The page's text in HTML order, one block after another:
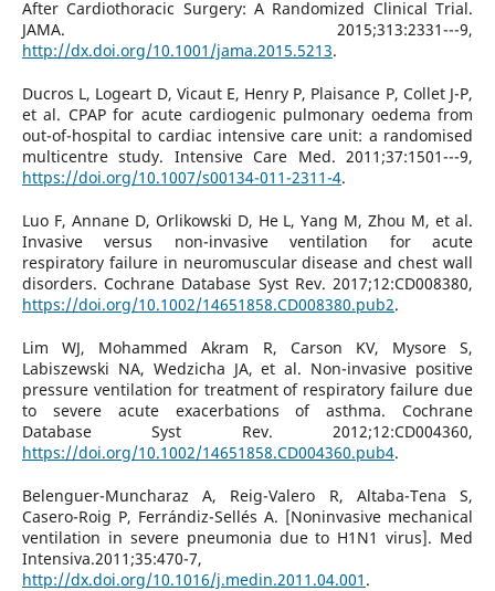
After Cardiothoracic Surgery: A Randomized Clinical Trial.
JAMA. 2015;313:2331---9,
http://dx.doi.org/10.1001/jama.2015.5213.
Ducros L, Logeart D, Vicaut E, Henry P, Plaisance P, Collet J-P,
et al. CPAP for acute cardiogenic pulmonary oedema from
out-of-hospital to cardiac intensive care unit: a randomised
multicentre study. Intensive Care Med. 2011;37:1501---9,
https://doi.org/10.1007/s00134-011-2311-4.
Luo F, Annane D, Orlikowski D, He L, Yang M, Zhou M, et al.
Invasive versus non-invasive ventilation for acute
respiratory failure in neuromuscular disease and chest wall
disorders. Cochrane Database Syst Rev. 2017;12:CD008380,
https://doi.org/10.1002/14651858.CD008380.pub2.
Lim WJ, Mohammed Akram R, Carson KV, Mysore S,
Labiszewski NA, Wedzicha JA, et al. Non-invasive positive
pressure ventilation for treatment of respiratory failure due
to severe acute exacerbations of asthma. Cochrane
Database Syst Rev. 2012;12:CD004360,
https://doi.org/10.1002/14651858.CD004360.pub4.
Belenguer-Muncharaz A, Reig-Valero R, Altaba-Tena S,
Casero-Roig P, Ferrándiz-Sellés A. [Noninvasive mechanical
ventilation in severe pneumonia due to H1N1 virus]. Med
Intensiva.2011;35:470-7,
http://dx.doi.org/10.1016/j.medin.2011.04.001 .